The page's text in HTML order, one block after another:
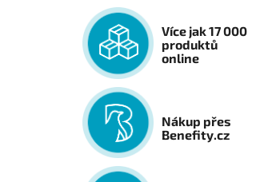
Více jak 17 000
produktů
online
Nákup přes
Benefity.cz